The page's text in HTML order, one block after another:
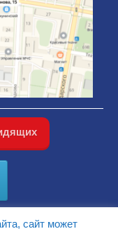
сайт может